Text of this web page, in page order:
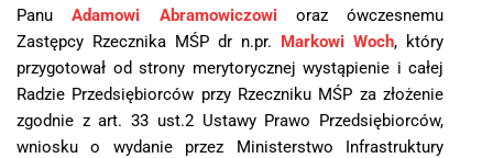
PanuAdamowi Abramowiczowi oraz ówczesnemu
Zastępcy Rzecznika MŚP dr n.pr. Markowi Woch, który
przygotował od strony merytorycznej wystąpienie i całej
Radzie Przedsiębiorców przy Rzeczniku MŚP za złożenie
zgodnie z art. 33 ust.2 Ustawy Prawo Przedsiębiorców,
wniosku o wydanie przez Ministerstwo Infrastruktury